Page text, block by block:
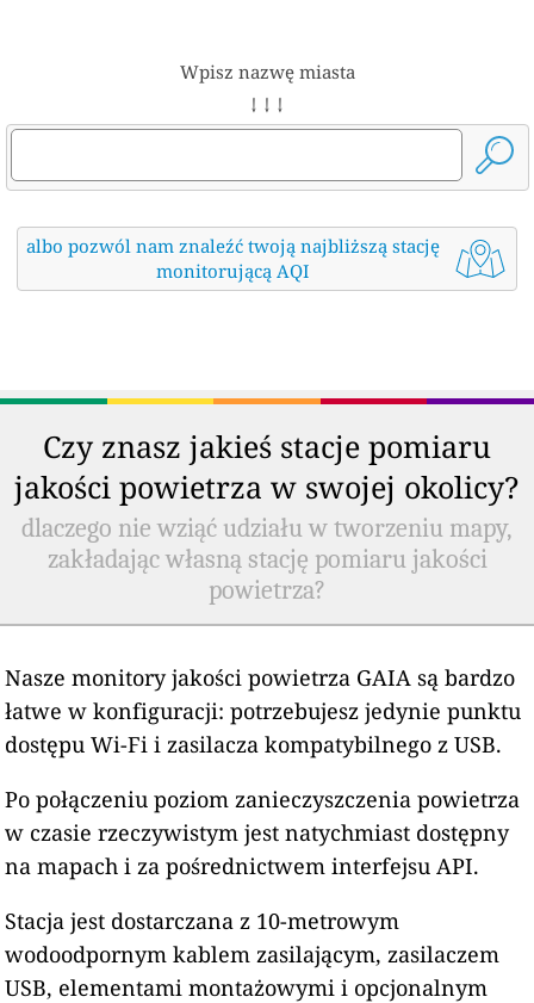
Wpisz nazwę miasta
↓ ↓ ↓
albo pozwól nam znaleźć twoją najbliższą stację
monitorującą AQI
Czy znasz jakieś stacje pomiaru
jakości powietrza w swojej okolicy?
dlaczego nie wziąć udziału w tworzeniu mapy,
zakładając własną stację pomiaru jakości
powietrza?
Nasze monitory jakości powietrza GAIA są bardzo
łatwe w konfiguracji: potrzebujesz jedynie punktu
dostępu Wi-Fi i zasilacza kompatybilnego z USB.
Po połączeniu poziom zanieczyszczenia powietrza
w czasie rzeczywistym jest natychmiast dostępny
na mapach i za pośrednictwem interfejsu API.
Stacja jest dostarczana z 10-metrowym
wodoodpornym kablem zasilającym, zasilaczem
USB, elementami montażowymi i opcjonalnym